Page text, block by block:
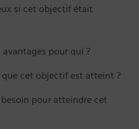
si cet objectif était
pour qui ?
cet objectif est atteint ?
pour atteindre cet